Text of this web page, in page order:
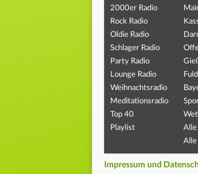
2000er Radio
Rock Radio
Oldie Radio
Schlager Radio
Party Radio
Lounge Radio
Weihnachtsradio
Meditationsradio
Top 40
Playlist
Alle
Impressum und